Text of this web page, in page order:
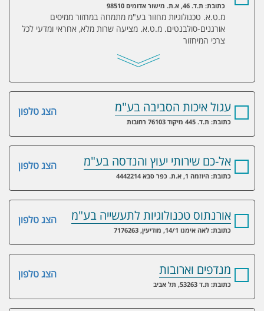
כתובת: ת.ד. 46, א.ת. מישור אדומים 98510
מ.ט.א. טכנולוגיות מחזור בע"מ מתמחה במחזור ממיסים
אורגנים-סולבנטים. מ.ט.א. מציעה שרות מלא, אחראי ומדעי לכל
צרכי המיחזור
הצג טלפון עגול איכות הסביבה בע"מ
כתובת: ת.ד. 445 מיקוד 76103 רחובות
הצג טלפון אל-כם שירותי יעוץ והנדסה בע"מ
כתובת: היוזמה 1, א.ת. כפר סבא 4442214
הצג טלפון אורנתוס טכנולוגיות לתעשייה בע"מ
כתובת: לאה אימנו 14/1, מודיעין, 7176263
הצג טלפון מנדפים וארובות
כתובת: ת.ד 53263, תל אביב